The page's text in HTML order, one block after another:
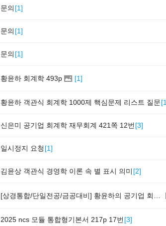
문의 [1]
문의 [1]
문의 [1]
황윤하 회계학 493p [1]
황윤하 객관식 회계학 1000제 핵심문제 리스트 질문[1
신은미 공기업 회계학 재무회계 421쪽 12번 [3]
일시정지 요청 [1]
김윤상 객관식 경영학 이론 속 별 표시 의미 [2]
2025 ncs 모듈 통합형기본서 217p 17번 [3]